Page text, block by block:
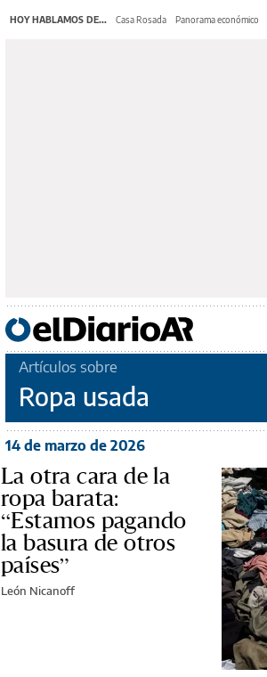
HOY HABLAMOS DE... Casa Rosada Panorama económico
Artículos sobre
Ropa usada
14 de marzo de 2026
La otra cara de la
ropa barata:
“Estamos pagando
la basura de otros
países”
León Nicanoff